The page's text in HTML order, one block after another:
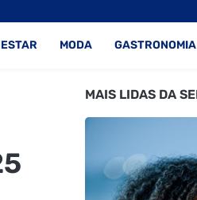
MODA GASTRONOMIA
MAIS LIDAS DA